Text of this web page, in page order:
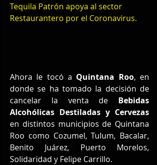
Tequila Patrón apoya al sector
Restaurantero por el Coronavirus.
Ahora le tocó a Quintana Roo, en
donde se ha tomado la decisión de
cancelar la venta de Bebidas
Alcohólicas Destiladas y Cervezas
en distintos municipios de Quintana
Roo como Cozumel, Tulum, Bacalar,
Benito Juárez, Puerto Morelos,
Solidaridad y Felipe Carrillo.